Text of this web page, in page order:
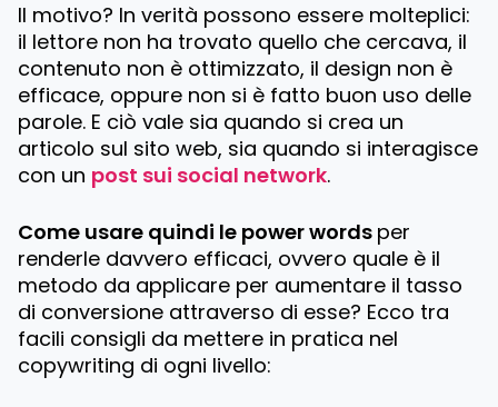
Il motivo? In verità possono essere molteplici:
il lettore non ha trovato quello che cercava, il
contenuto non è ottimizzato, il design non è
efficace, oppure non si è fatto buon uso delle
parole. E ciò vale sia quando si crea un
articolo sul sito web, sia quando si interagisce
con un post sui social network.
Come usare quindi le power words per
renderle davvero efficaci, ovvero quale è il
metodo da applicare per aumentare il tasso
di conversione attraverso di esse? Ecco tra
facili consigli da mettere in pratica nel
copywriting di ogni livello: